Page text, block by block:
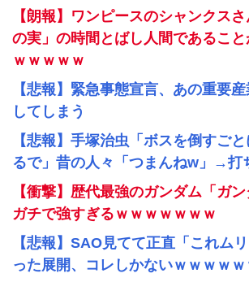
【朗報】ワンピースのシャンクス
の実」の時間とばし人間であるこ
ｗｗｗｗｗ
【悲報】緊急事態宣言、あの重要
してしまう
【悲報】手塚治虫「ボスを倒すご
るで」昔の人々「つまんねw」→打
【衝撃】歴代最強のガンダム「ガン
ガチで強すぎるｗｗｗｗｗｗｗ
【悲報】SAO見てて正直「これム
った展開、コレしかないｗｗｗｗｗ